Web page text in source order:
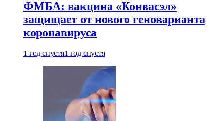
ФМБА: вакцина «Конвасэл»
защищает от нового геноварианта
коронавируса
1 год спустя1 год спустя